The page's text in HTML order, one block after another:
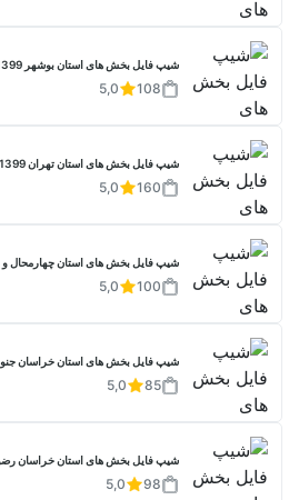
شیپ فایل بخش های استان بوشهر 1399
108
5,0
شیپ فایل بخش های استان تهران 1399
160
5,0
شیپ فایل بخش های استان چهارمحال و
100
5,0
شیپ فایل بخش های استان خراسان جنوبی
85
5,0
شیپ فایل بخش های استان خراسان رضوی
98
5,0